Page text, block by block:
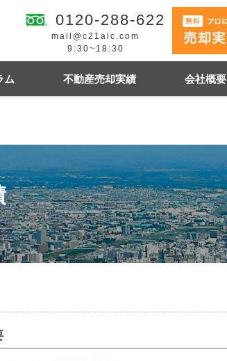
0120-288-622
mail@c21alc.com
9:30~18:30
ンにお悩み
ム 不動産売却実績
札幌市手稲区 札幌市白石区
会社概要